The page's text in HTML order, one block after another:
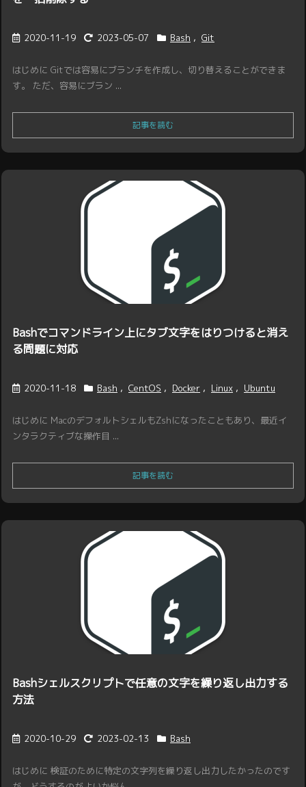
2020-11-19 2023-05-07 Bash , Git
はじめに Gitでは容易にブランチを作成し、切り替えることができま
す。 ただ、容易にブラン ...
記事を読む
Bashでコマンドライン上にタブ文字をはりつけると消え
る問題に対応
2020-11-18 Bash , CentOS , Docker , Linux , Ubuntu
はじめに MacのデフォルトシェルもZshになったこともあり、最近イ
ンタラクティブな操作目 ...
記事を読む
Bashシェルスクリプトで任意の文字を繰り返し出力する
方法
2020-10-29 2023-02-13 Bash
はじめに 検証のために特定の文字列を繰り返し出力したかったのです